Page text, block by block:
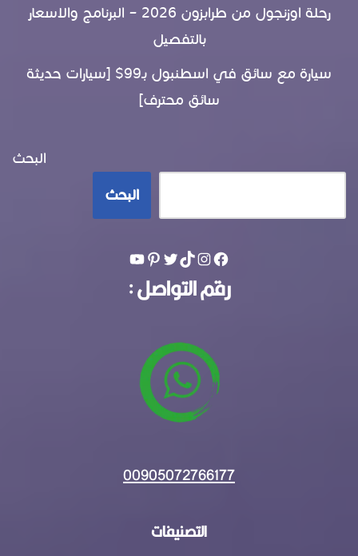
رحلة اوزنجول من طرابزون 2026 – البرنامج والاسعار
بالتفصيل
سيارة مع سائق في اسطنبول بـ99$ [سيارات حديثة
سائق محترف]
البحث
البحث
رقم التواصل :
00905072766177
التصنيفات